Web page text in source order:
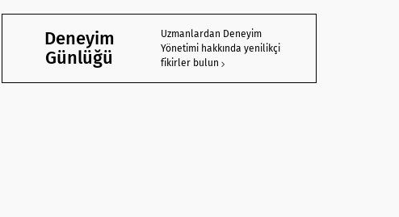
Deneyim
Günlüğü
Uzmanlardan Deneyim
Yönetimi hakkında yenilikçi
fikirler bulun